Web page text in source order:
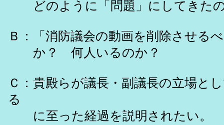
どのように「問題」にしてきた
Ｂ：「消防議会の動画を削除させる
か？ 何人いるのか？
Ｃ：貴殿らが議長・副議長の立場と
る
に至った経過を説明されたい。